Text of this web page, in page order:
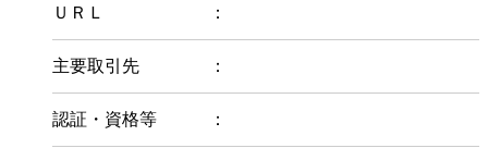
ＵＲＬ ：
主要取引先 ：
認証・資格等 ：